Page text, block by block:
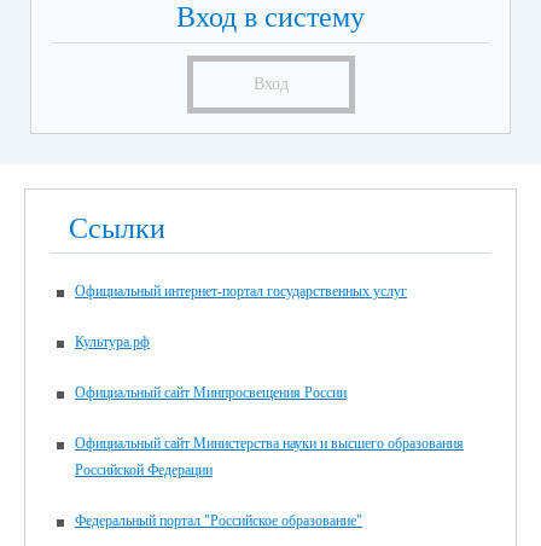
Вход в систему
Вход
Ссылки
Официальный интернет-портал государственных услуг
Культура.рф
Официальный сайт Минпросвещения России
Официальный сайт Министерства науки и высшего образования
Российской Федерации
Федеральный портал "Российское образование"